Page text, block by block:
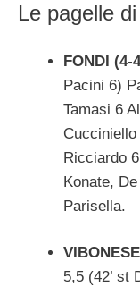
Le pagelle
FONDI (4-
Pacini 6)
Tamasi 6
Cucciniello
Ricciardo
Konate,
Parisella.
5,5 (42’ st